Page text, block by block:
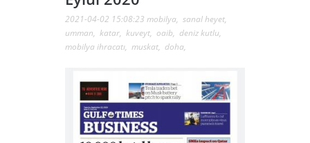
2021-04-02 15:08:23 mobilya, sanal heyet,
umman, katar, kuveyt, oaib, deniz kutlu,
mobilya ihracatı, muskat, doha,